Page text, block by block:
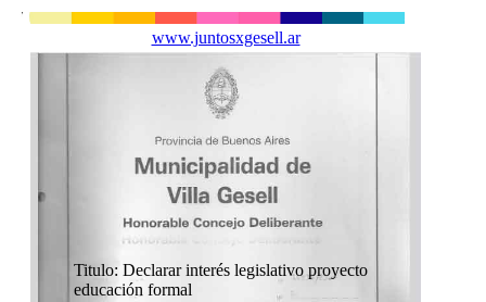
Titulo: Declarar interés legislativo proyecto
educación formal
www.juntosxgesell.ar